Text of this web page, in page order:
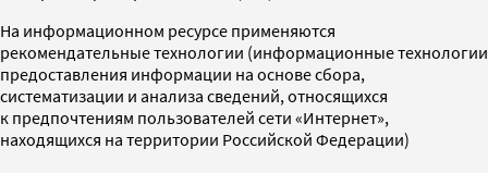
На информационном ресурсе применяются
рекомендательные технологии (информационные технологии
предоставления информации на основе сбора,
систематизации и анализа сведений, относящихся
к предпочтениям пользователей сети «Интернет»,
находящихся на территории Российской Федерации)